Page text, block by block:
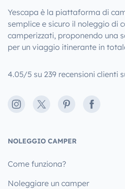
Yescapa è la piattaforma di
semplice e sicuro il noleggio di
camperizzati, proponendo una
per un viaggio itinerante in
4.05/5 su 239 recensioni clienti
Instagram
X PinterestFacebook
NOLEGGIO CAMPER
Come funziona?
Noleggiare un camper